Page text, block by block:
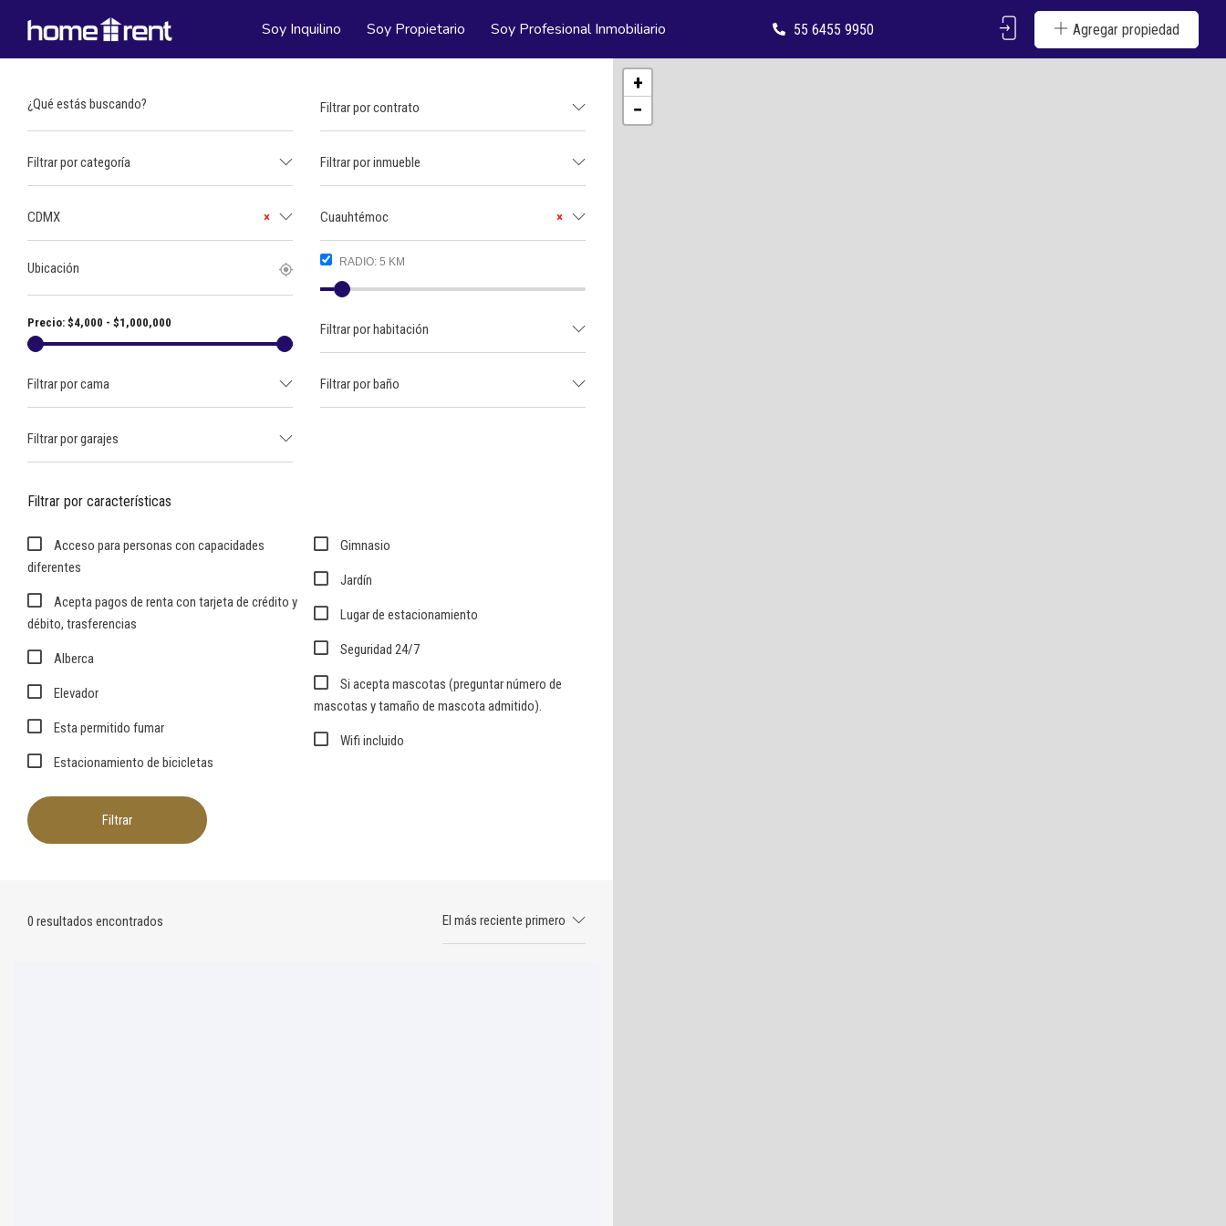
Soy Inquilino Soy Propietario Soy Profesional Inmobiliario 55 6455 9950 Agregar propiedad
Filtrar por contrato
Filtrar por categoría Filtrar por inmueble
×
CDMX ×
Cuauhtémoc
RADIO: 5 KM
Precio: $4,000 - $1,000,000 Filtrar por habitación
Filtrar por cama Filtrar por baño
Filtrar por garajes
Filtrar por características
Acceso para personas con capacidades
diferentes
Acepta pagos de renta con tarjeta de crédito y
débito, trasferencias
Alberca
Elevador
Esta permitido fumar
Estacionamiento de bicicletas
Gimnasio
Jardín
Lugar de estacionamiento
Seguridad 24/7
Si acepta mascotas (preguntar número de
mascotas y tamaño de mascota admitido).
Wifi incluido
Filtrar
0 resultados encontrados El más reciente primero
+
−